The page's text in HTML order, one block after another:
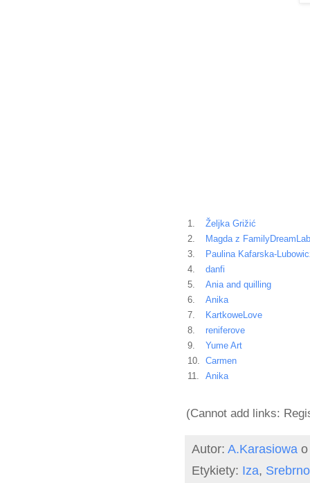
1.
Željka Grižić
2.
Magda z FamilyDreamLab
3.
Paulina Kafarska-
4.
danfi
5.
Ania and quilling
6.
Anika
7.
KartkoweLove
8.
reniferove
9.
Yume Art
10.
Carmen
11.
Anika
(Cannot add links:
Autor: A.Karasiowa
Etykiety: Iza,